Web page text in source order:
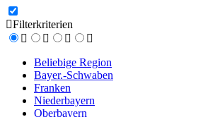
Filterkriterien
Beliebige Region
Bayer.-Schwaben
Franken
Niederbayern
Oberbayern